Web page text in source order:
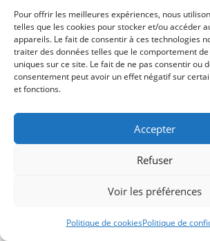
Pour offrir les meilleures expériences, nous
telles que les cookies pour stocker et/ou accéder
appareils. Le fait de consentir à ces technologies
traiter des données telles que le comportement
uniques sur ce site. Le fait de ne pas consentir ou
consentement peut avoir un effet négatif sur
et fonctions.
Accepter
Refuser
Voir les préférences
Politique de cookiesPolitique de
2012
2011
2010
2007
Conditions générales Politique de cookies